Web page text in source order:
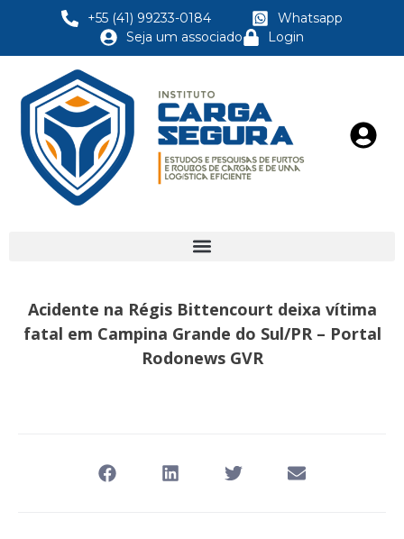
+55 (41) 99233-0184
Whatsapp
Seja um associado
Login
Acidente na Régis Bittencourt deixa vítima
fatal em Campina Grande do Sul/PR – Portal
Rodonews GVR